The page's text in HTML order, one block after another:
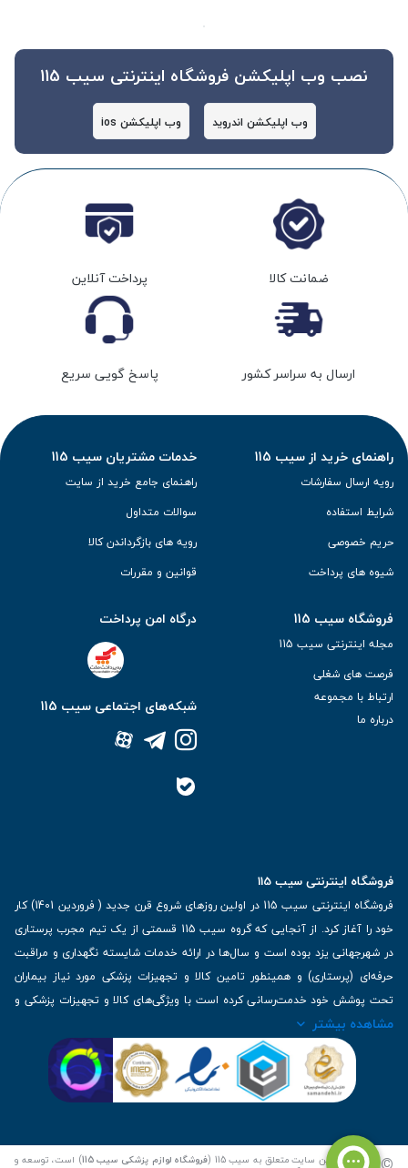
نصب وب اپلیکشن فروشگاه اینترنتی سیب 115
وب اپلیکشن اندروید وب اپلیکشن ios
ضمانت کالا پرداخت آنلاین
ارسال به سراسر کشور پاسخ گویی سریع
راهنمای خرید از سیب 115
رویه ارسال سفارشات
شرایط استفاده
حریم خصوصی
شیوه های پرداخت
خدمات مشتریان سیب 115
راهنمای جامع خرید از سایت
سوالات متداول
رویه های بازگرداندن کالا
قوانین و مقررات
فروشگاه سیب 115
مجله اینترنتی سیب 115
فرصت های شغلی
ارتباط با مجموعه
درباره ما
درگاه امن پرداخت
شبکه‌های اجتماعی سیب 115
فروشگاه اینترنتی سیب 115
فروشگاه اینترنتی سیب 115 در اولین روزهای شروع قرن جدید ( فروردین 1401) کار
خود را آغاز کرد. از آنجایی که گروه سیب 115 قسمتی از یک تیم مجرب پرستاری
در شهرجهانی یزد بوده است و سال‌ها در ارائه خدمات شایسته نگهداری و مراقبت
حرفه‌ای (پرستاری) و همینطور تامین کالا و تجهیزات پزشکی مورد نیاز بیماران
تحت پوشش خود خدمت‌رسانی کرده است با ویژگی‌های کالا و تجهیزات پزشکی و
برترین برندهای موجود در بازار اطلاعات بسیار ارزشمندی را دارا می‌باشد
| تلفن تماس : 36333383-035 | ایمیل: Info@Sib115.com
مشاهده بیشتر
کلیه حقوق این سایت متعلق به سیب 115 ( فروشگاه لوازم پزشکی سیب 115 ) است، توسعه و